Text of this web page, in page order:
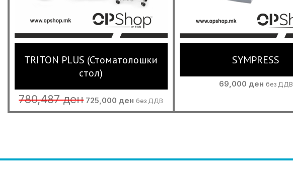
TRITON PLUS (Стоматолошки
стол)
780,487ден Original
price
was:
725,000 ден
price
is:
без ДДВ
SYMPRESS
69,000 ден без ДДВ